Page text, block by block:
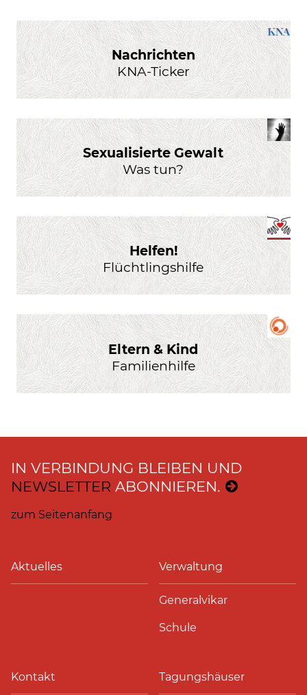
Nachrichten
KNA-Ticker
Sexualisierte Gewalt
Was tun?
Helfen!
Flüchtlingshilfe
Eltern & Kind
Familienhilfe
IN VERBINDUNG BLEIBEN UND
NEWSLETTER ABONNIEREN.
zum Seitenanfang
Aktuelles Verwaltung
Generalvikar
Schule
Kontakt Tagungshäuser